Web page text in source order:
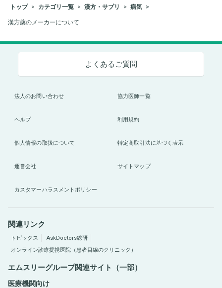
トップ カテゴリ一覧 漢方・サプリ 病気
漢方薬のメーカーについて
よくあるご質問
法人のお問い合わせ 協力医師一覧
ヘルプ 利用規約
個人情報の取扱について 特定商取引法に基づく表示
運営会社 サイトマップ
カスタマーハラスメントポリシー
関連リンク
トピックス
AskDoctors総研
オンライン診療提携医院（患者目線のクリニック）
エムスリーグループ関連サイト（一部）
医療機関向け